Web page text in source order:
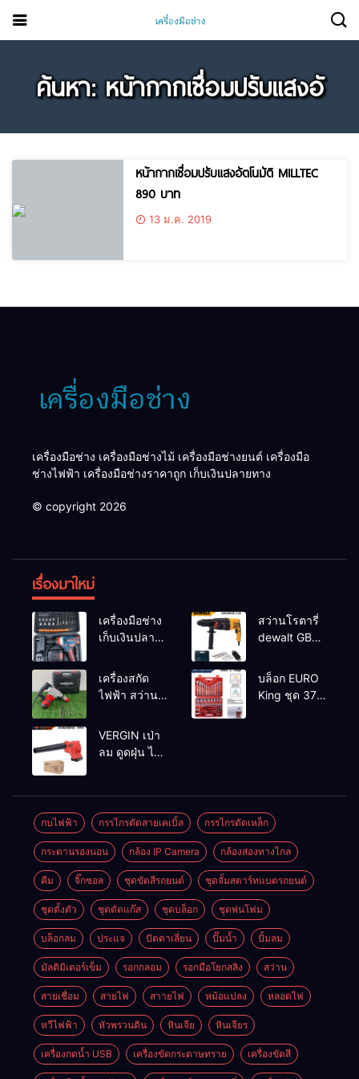
ค้นหา: หน้ากากเชื่อมปรับแสงอั
หน้ากากเชื่อมปรับแสงอัตโนมัติ MILLTEC
890 บาท
13 ม.ค. 2019
เครื่องมือช่าง เครื่องมือช่างไม้ เครื่องมือช่างยนต์ เครื่องมือ
ช่างไฟฟ้า เครื่องมือช่างราคาถูก เก็บเงินปลายทาง
© copyright 2026
เรื่องมาใหม่
เครื่องมือช่าง
เก็บเงินปลาย
สว่านโรตารี่
dewalt GBH
2-26 DFR ทุ่น
ทองแดงแท้
100%
เครื่องสกัด
ไฟฟ้า สว่าน
MAKTEC รุ่น MT2926A
บล็อก EURO
King ชุด 37
VERGIN เป่า
ลม ดูดฝุ่น ไร้
กบไฟฟ้า กรรไกรตัดสายเคเบิ้ล กรรไกรตัดเหล็ก
กระดานรองนอน กล้อง IP Camera กล้องส่องทางไกล
คีม จิ๊กซอล ชุดขัดสีรถยนต์​ ชุดจั้มสตาร์ทแบตรถยนต์
ชุดตั้งตัว ชุดตัดแก๊ส ชุดบล็อก ชุดพ่นโฟม
บล็อกลม ประแจ ปัตตาเลี่ยน ปั๊มน้ำ ปั้มลม
มัลติมิเตอร์เข็ม รอกกลอม รอกมือโยกสลิง สว่าน
สายเชื่อม สายไฟ สาายไฟ หม้อแปลง หลอดไฟ
หวีไฟฟ้า หัวพรวนดิน หินเจีย หินเจียร
เครื่องกดน้ำ USB เครื่องขัดกระดาษทราย เครื่องขัดสี